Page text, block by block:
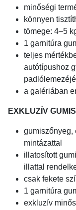
minőségi
könnyen
tömege: 4–5
1 garnitúra
teljes
autótípushoz
a galériában
EXKLUZÍV
gumiszőnyeg,
mintázattal
illatosított
illattal
csak fekete
1 garnitúra
exkluzív